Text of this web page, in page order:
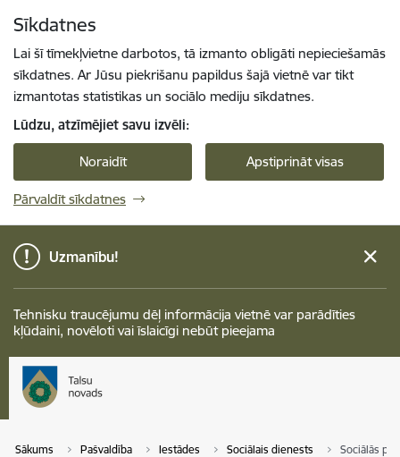
Sīkdatnes
Lai šī tīmekļvietne darbotos, tā izmanto obligāti nepieciešamās
sīkdatnes. Ar Jūsu piekrišanu papildus šajā vietnē var tikt
izmantotas statistikas un sociālo mediju sīkdatnes.
Lūdzu, atzīmējiet savu izvēli:
Noraidīt Apstiprināt visas
Pārvaldīt sīkdatnes
Uzmanību!
Tehnisku traucējumu dēļ informācija vietnē var parādīties
kļūdaini, novēloti vai īslaicīgi nebūt pieejama
Sākums Pašvaldība Iestādes Sociālais dienests Sociālās